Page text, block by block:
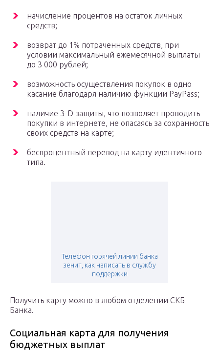
начисление процентов на остаток личных
средств;
возврат до 1% потраченных средств, при
условии максимальный ежемесячной выплаты
до 3 000 рублей;
возможность осуществления покупок в одно
касание благодаря наличию функции PayPass;
наличие 3-D защиты, что позволяет проводить
покупки в интернете, не опасаясь за сохранность
своих средств на карте;
беспроцентный перевод на карту идентичного
типа.
Телефон горячей линии банка
зенит, как написать в службу
поддержки
Получить карту можно в любом отделении СКБ
Банка.
Социальная карта для получения
бюджетных выплат